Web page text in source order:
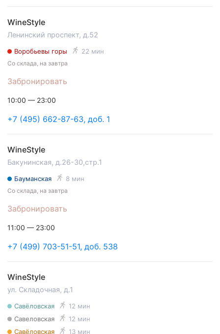
WineStyle
Ленинский проспект, д.52
Воробьевы горы 22 мин
Забронировать
Со склада, на завтра
+7 (495) 662-87-63, доб. 1
10:00 — 23:00
WineStyle
Бакунинская, д.26-30,стр.1
Бауманская 8 мин
Забронировать
Со склада, на завтра
+7 (499) 703-51-51, доб. 538
11:00 — 23:00
WineStyle
ул. Складочная, д.1
Савёловская
12 мин
Савеловская
12 мин
Савёловская
13 мин